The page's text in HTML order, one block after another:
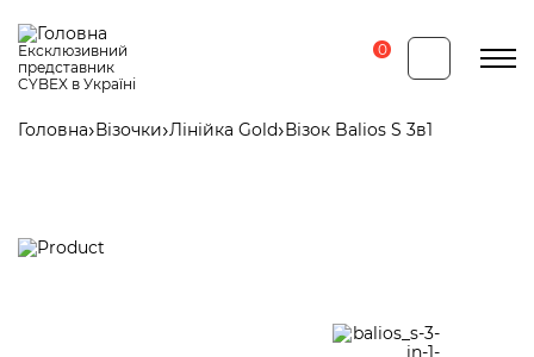
до
основного
вмісту
Ексклюзивний
представник
CYBEX в Україні
0
Головна Візочки Лінійка Gold Візок Balios S 3в1